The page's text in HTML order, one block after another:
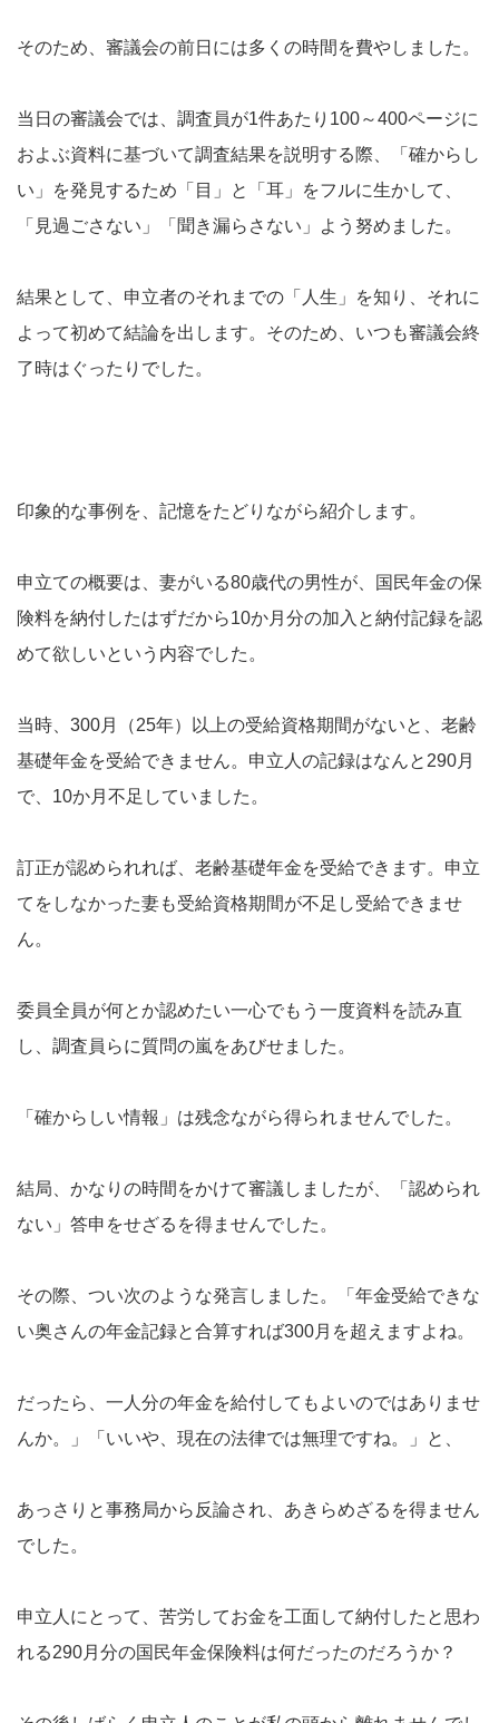
そのため、審議会の前日には多くの時間を費やしました。
当日の審議会では、調査員が1件あたり100～400ページに
およぶ資料に基づいて調査結果を説明する際、「確からし
い」を発見するため「目」と「耳」をフルに生かして、
「見過ごさない」「聞き漏らさない」よう努めました。
結果として、申立者のそれまでの「人生」を知り、それに
よって初めて結論を出します。そのため、いつも審議会終
了時はぐったりでした。
印象的な事例を、記憶をたどりながら紹介します。
申立ての概要は、妻がいる80歳代の男性が、国民年金の保
険料を納付したはずだから10か月分の加入と納付記録を認
めて欲しいという内容でした。
当時、300月（25年）以上の受給資格期間がないと、老齢
基礎年金を受給できません。申立人の記録はなんと290月
で、10か月不足していました。
訂正が認められれば、老齢基礎年金を受給できます。申立
てをしなかった妻も受給資格期間が不足し受給できませ
ん。
委員全員が何とか認めたい一心でもう一度資料を読み直
し、調査員らに質問の嵐をあびせました。
「確からしい情報」は残念ながら得られませんでした。
結局、かなりの時間をかけて審議しましたが、「認められ
ない」答申をせざるを得ませんでした。
その際、つい次のような発言しました。「年金受給できな
い奥さんの年金記録と合算すれば300月を超えますよね。
だったら、一人分の年金を給付してもよいのではありませ
んか。」「いいや、現在の法律では無理ですね。」と、
あっさりと事務局から反論され、あきらめざるを得ません
でした。
申立人にとって、苦労してお金を工面して納付したと思わ
れる290月分の国民年金保険料は何だったのだろうか？